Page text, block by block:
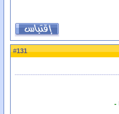
#
131
-